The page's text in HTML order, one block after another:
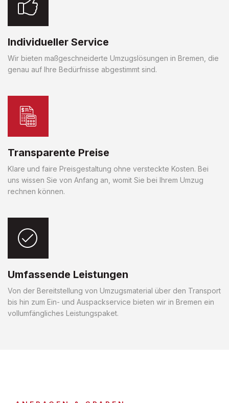
Individueller Service
Wir bieten maßgeschneiderte Umzugslösungen in Bremen, die
genau auf Ihre Bedürfnisse abgestimmt sind.
Transparente Preise
Klare und faire Preisgestaltung ohne versteckte Kosten. Bei
uns wissen Sie von Anfang an, womit Sie bei Ihrem Umzug
rechnen können.
Umfassende Leistungen
Von der Bereitstellung von Umzugsmaterial über den Transport
bis hin zum Ein- und Auspackservice bieten wir in Bremen ein
vollumfängliches Leistungspaket.